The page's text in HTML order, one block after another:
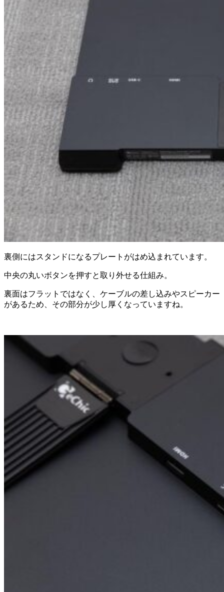
裏側にはスタンドになるプレートがはめ込まれています。
中央の丸いボタンを押すと取り外せる仕組み。
裏面はフラットではなく、ケーブルの差し込みやスピーカー
があるため、その部分が少し厚くなっていますね。